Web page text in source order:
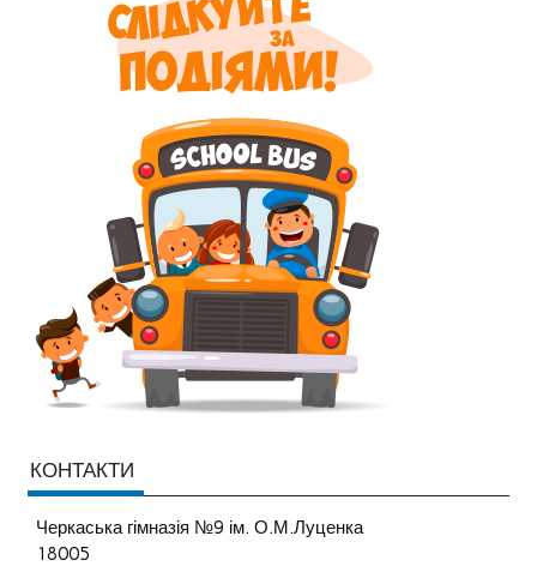
КОНТАКТИ
Черкаська гімназія №9 ім. О.М.Луценка
18005